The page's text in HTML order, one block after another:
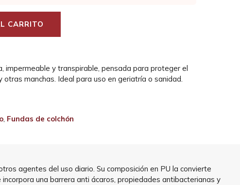
CARRITO
impermeable y transpirable, pensada para proteger el
otras manchas. Ideal para uso en geriatría o sanidad.
, Fundas de colchón
agentes del uso diario. Su composición en PU la convierte
una barrera anti ácaros, propiedades antibacterianas y